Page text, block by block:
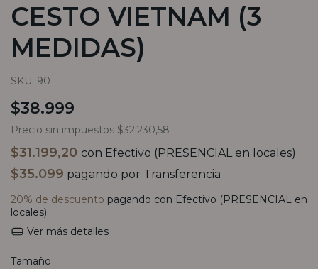
CESTO VIETNAM (3
MEDIDAS)
SKU: 90
$38.999
Precio sin impuestos $32.230,58
$31.199,20 con Efectivo (PRESENCIAL en locales)
$35.099 pagando por Transferencia
20% de descuento pagando con Efectivo (PRESENCIAL en
locales)
Ver más detalles
Tamaño